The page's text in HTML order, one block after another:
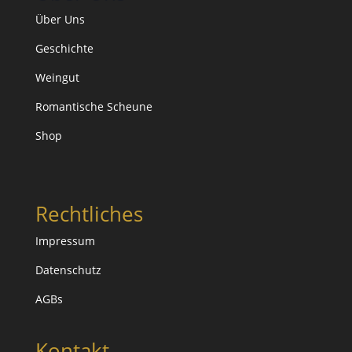
Über Uns
Geschichte
Weingut
Romantische Scheune
Shop
Rechtliches
Impressum
Datenschutz
AGBs